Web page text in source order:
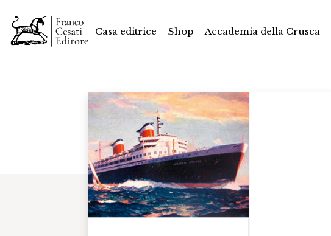
Casa editrice Shop Accademia della Crusca